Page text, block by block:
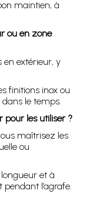
maintien, à
ou en zone
en extérieur, y
finitions inox ou
le temps.
pour les utiliser ?
maîtrisez les
ou
et à
l’agrafe.